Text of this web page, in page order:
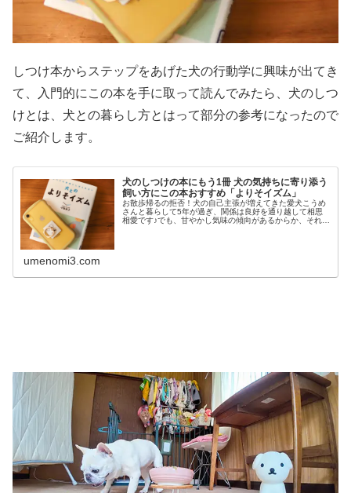
しつけ本からステップをあげた犬の行動学に興味が出てき
て、入門的にこの本を手に取って読んでみたら、犬のしつ
けとは、犬との暮らし方とはって部分の参考になったので
ご紹介します。
犬のしつけの本にもう1冊 犬の気持ちに寄り添う
飼い方にこの本おすすめ「よりそイズム」
お散歩帰るの拒否！犬の自己主張が増えてきた愛犬こうめ
さんと暮らして5年が過ぎ、関係は良好を通り越して相思
相愛です♪でも、甘やかし気味の傾向があるからか、それと
umenomi3.com